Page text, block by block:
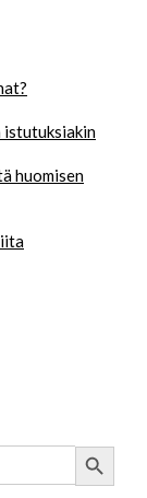
istutuksiakin
huomisen
Search Button